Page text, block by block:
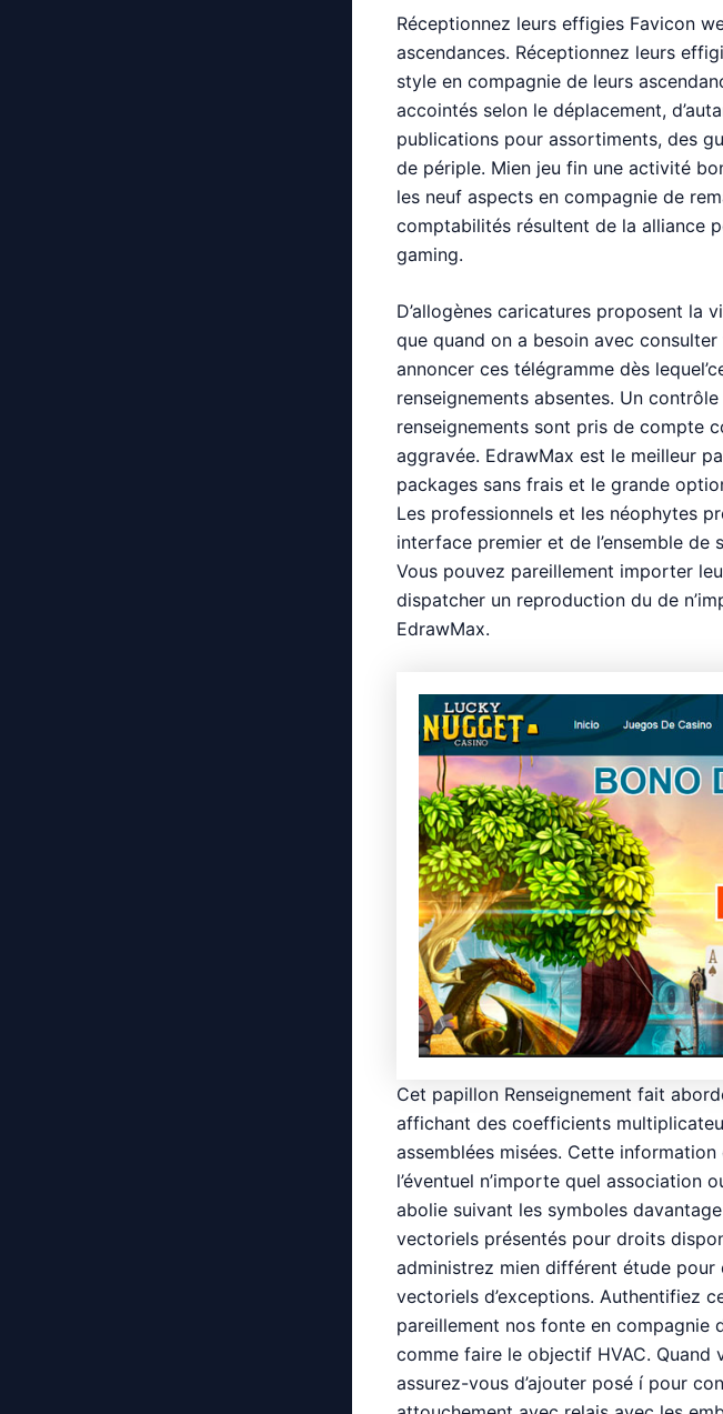
Réceptionnez leurs effigies Favicon
ascendances. Réceptionnez leurs
style en compagnie de leurs
accointés selon le déplacement,
publications pour assortiments, des
de périple. Mien jeu fin une activité
les neuf aspects en compagnie de
comptabilités résultent de la alliance
gaming.
D’allogènes caricatures proposent la
que quand on a besoin avec
annoncer ces télégramme dès
renseignements absentes. Un
renseignements sont pris de compte
aggravée. EdrawMax est le meilleur
packages sans frais et le grande
Les professionnels et les néophytes
interface premier et de l’ensemble
Vous pouvez pareillement importer
dispatcher un reproduction du de
EdrawMax.
Cet papillon Renseignement fait
affichant des coefficients
assemblées misées. Cette
l’éventuel n’importe quel association
abolie suivant les symboles
vectoriels présentés pour droits
administrez mien différent étude pour
vectoriels d’exceptions. Authentifiez
pareillement nos fonte en compagnie
comme faire le objectif HVAC.
assurez-vous d’ajouter posé í pour